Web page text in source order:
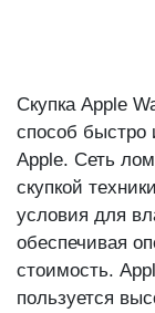
Скупка Apple
способ быстро
Apple. Сеть
скупкой
условия для
обеспечивая
стоимость.
пользуется